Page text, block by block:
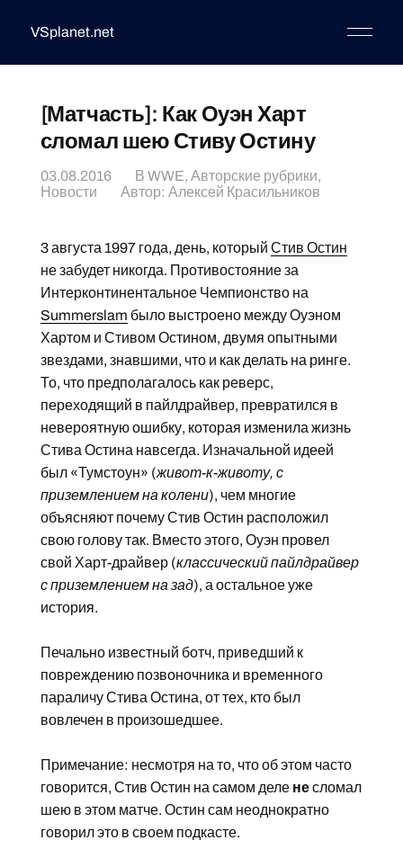
VSplanet.net
[Матчасть]: Как Оуэн Харт
сломал шею Стиву Остину
03.08.2016 В WWE, Авторские рубрики,
Новости
Автор: Алексей Красильников
3 августа 1997 года, день, который Стив Остин
не забудет никогда. Противостояние за
Интерконтинентальное Чемпионство на
Summerslam было выстроено между Оуэном
Хартом и Стивом Остином, двумя опытными
звездами, знавшими, что и как делать на ринге.
То, что предполагалось как реверс,
переходящий в пайлдрайвер, превратился в
невероятную ошибку, которая изменила жизнь
Стива Остина навсегда. Изначальной идеей
был «Тумстоун» (живот-к-животу, с
приземлением на колени), чем многие
объясняют почему Стив Остин расположил
свою голову так. Вместо этого, Оуэн провел
свой Харт-драйвер (классический пайлдрайвер
с приземлением на зад), а остальное уже
история.
Печально известный ботч, приведший к
повреждению позвоночника и временного
параличу Стива Остина, от тех, кто был
вовлечен в произошедшее.
Примечание: несмотря на то, что об этом часто
говорится, Стив Остин на самом деле несломал
шею в этом матче. Остин сам неоднократно
говорил это в своем подкасте.